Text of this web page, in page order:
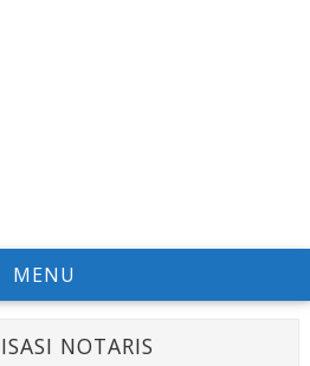
MENU
NOTARIS